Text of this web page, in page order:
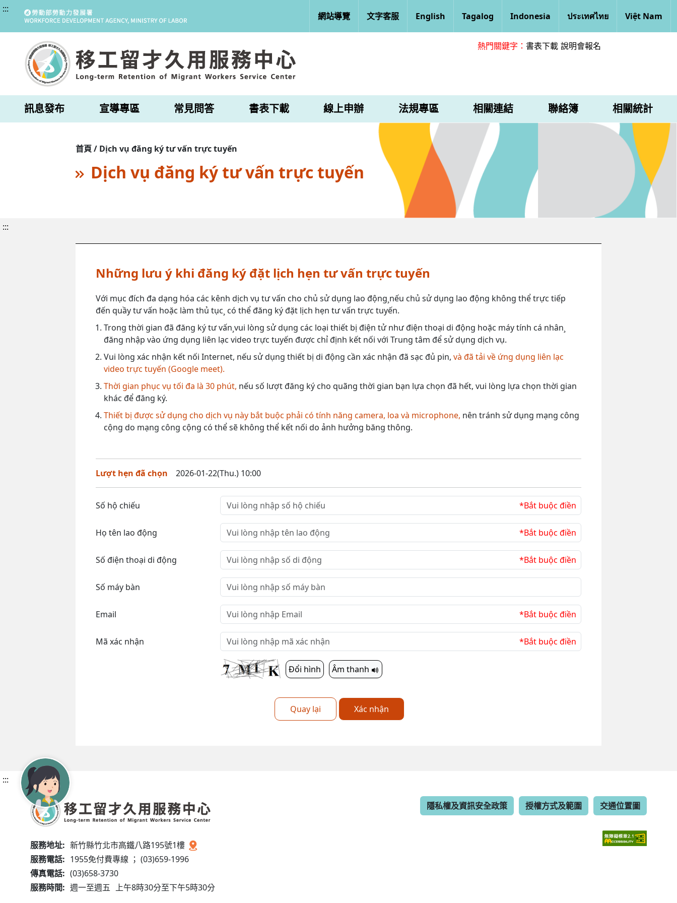
:::
網站導覽 文字客服 English Tagalog Indonesia ประเทศไทย Việt Nam
熱門關鍵字： 書表下載 說明會報名
訊息發布 宣導專區 常見問答 書表下載 線上申辦 法規專區 相關連結 聯絡簿 相關統計
首頁 / Dịch vụ đăng ký tư vấn trực tuyến
Dịch vụ đăng ký tư vấn trực tuyến
:::
Những lưu ý khi đăng ký đặt lịch hẹn tư vấn trực tuyến
Với mục đích đa dạng hóa các kênh dịch vụ tư vấn cho chủ sử dụng lao động¸nếu chủ sử dụng lao động không thể trực tiếp
đến quầy tư vấn hoặc làm thủ tục¸ có thể đăng ký đặt lịch hẹn tư vấn trực tuyến.
Trong thời gian đã đăng ký tư vấn¸vui lòng sử dụng các loại thiết bị điện tử như điện thoại di động hoặc máy tính cá nhân¸
đăng nhập vào ứng dụng liên lạc video trực tuyến được chỉ định kết nối với Trung tâm để sử dụng dịch vụ.
Vui lòng xác nhận kết nối Internet, nếu sử dụng thiết bị di động cần xác nhận đã sạc đủ pin, và đã tải về ứng dụng liên lạc
video trực tuyến (Google meet).
Thời gian phục vụ tối đa là 30 phút, nếu số lượt đăng ký cho quãng thời gian bạn lựa chọn đã hết, vui lòng lựa chọn thời gian
khác để đăng ký.
Thiết bị được sử dụng cho dịch vụ này bắt buộc phải có tính năng camera, loa và microphone, nên tránh sử dụng mạng công
cộng do mạng công cộng có thể sẽ không thể kết nối do ảnh hưởng băng thông.
Lượt hẹn đã chọn 2026-01-22(Thu.) 10:00
Số hộ chiếu *Bắt buộc điền
Họ tên lao động *Bắt buộc điền
Số điện thoại di động *Bắt buộc điền
Số máy bàn
Email *Bắt buộc điền
Mã xác nhận *Bắt buộc điền
Đổi hình Âm thanh
Quay lại Xác nhận
:::
服務地址: 新竹縣竹北市高鐵八路195號1樓
服務電話: 1955免付費專線 ； (03)659-1996
傳真電話: (03)658-3730
服務時間: 週一至週五 上午8時30分至下午5時30分
隱私權及資訊安全政策 授權方式及範圍 交通位置圖